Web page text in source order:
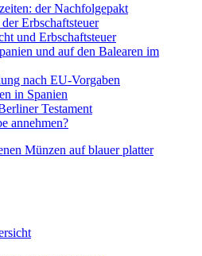
der Nachfolgepakt
Erbschaftsteuer
und Erbschaftsteuer
und auf den Balearen im
nach EU-Vorgaben
in Spanien
Testament
annehmen?